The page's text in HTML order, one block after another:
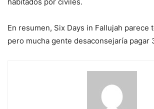
En resumen, Six Days in Fallujah parece
pero mucha gente desaconsejaría pagar